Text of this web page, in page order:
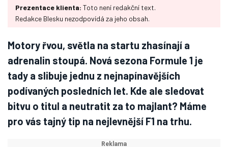
Prezentace klienta: Toto není redakční text.
Redakce Blesku nezodpovídá za jeho obsah.
Motory řvou, světla na startu zhasínají a
adrenalin stoupá. Nová sezona Formule 1 je
tady a slibuje jednu z nejnapínavějších
podívaných posledních let. Kde ale sledovat
bitvu o titul a neutratit za to majlant? Máme
pro vás tajný tip na nejlevnější F1 na trhu.